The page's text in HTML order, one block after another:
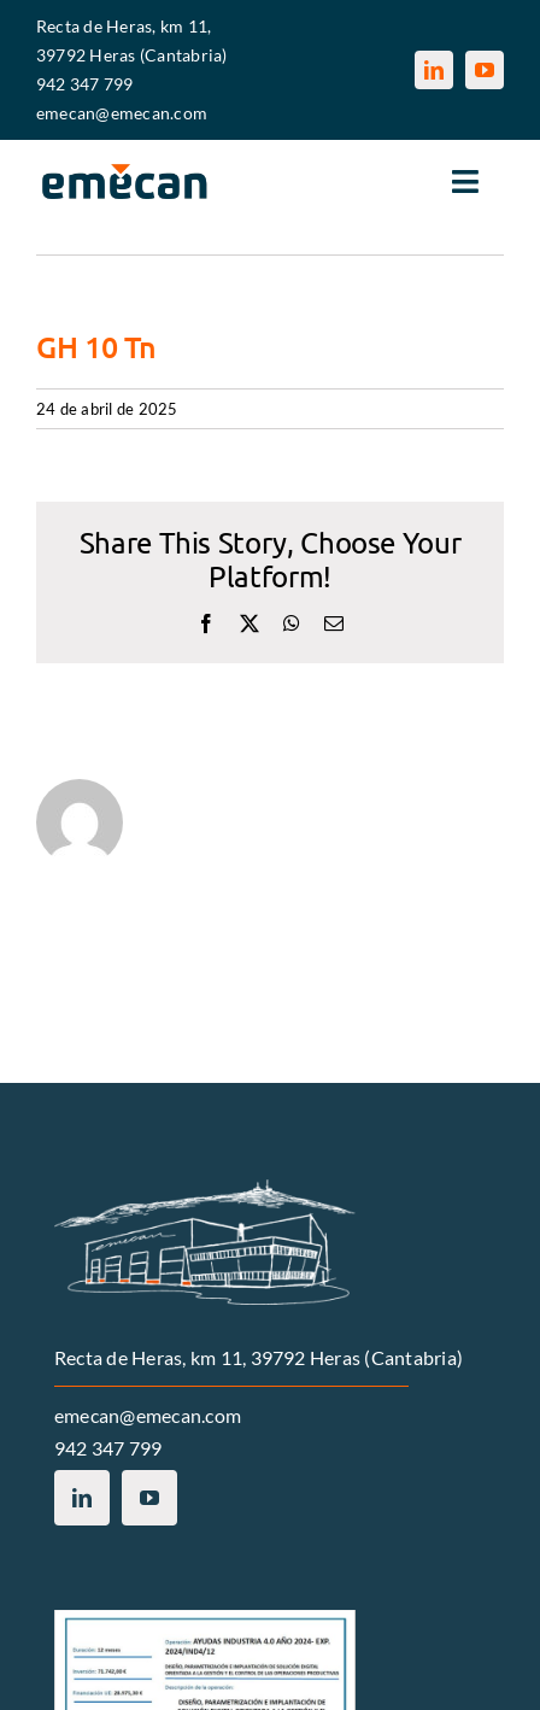
Saltar
contenido
Recta de Heras, km 11,
39792 Heras (Cantabria)
942 347 799
emecan@emecan.com
Toggle
EMECAN
SERVICIOS
GH 10 Tn
24 de abril de 2025
Share This Story, Choose Your
Platform!
Facebook WhatsApp
Correo
Recta de Heras, km 11, 39792 Heras (Cantabria)
emecan@emecan.com
942 347 799